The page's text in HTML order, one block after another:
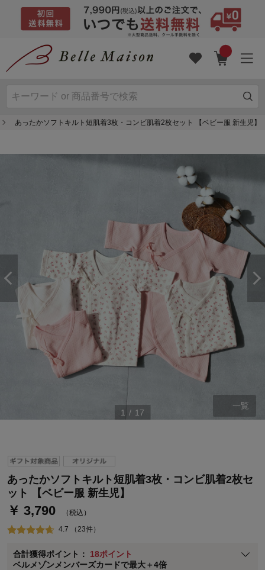
あったかソフトキルト短肌着3枚・コンビ肌着2枚セット 【ベビー服 新生児】
1 / 17
一覧
あったかソフトキルト短肌着3枚・コンビ肌着2枚セ
ット 【ベビー服 新生児】
￥ 3,790 （税込）
4.7 （23件）
合計獲得ポイント： 18ポイント
ベルメゾンメンバーズカードで最大＋4倍
ベルメゾンご優待サービスについて
ベルメゾン・ポイントについて
通常商品送料無料 返品引取無料（JCBのみ）
即時入会なら更に500円OFFクーポンプレゼント
※メンバーズカードの加算ポイントはステージ倍率適用前の基本ポイント
に対して適用されます。